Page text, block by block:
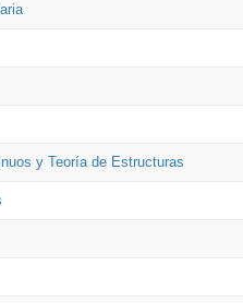
y Teoría de Estructuras